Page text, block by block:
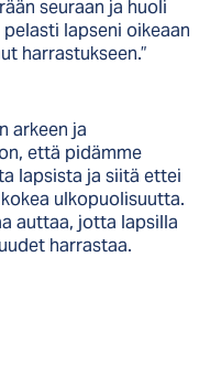
seuraan ja huoli
lapseni oikeaan
harrastukseen.”
arkeen ja
että pidämme
lapsista ja siitä ettei
ulkopuolisuutta.
auttaa, jotta lapsilla
harrastaa.